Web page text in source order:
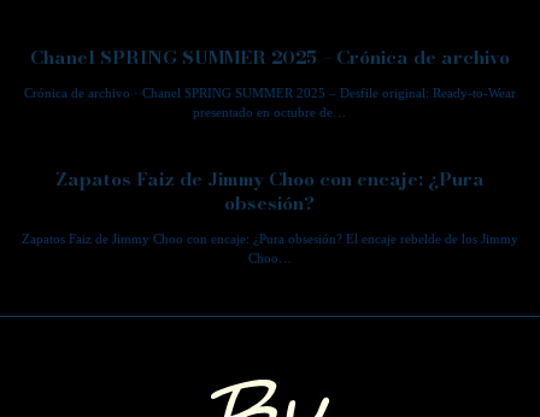
Chanel SPRING SUMMER 2025 – Crónica de archivo
Crónica de archivo · Chanel SPRING SUMMER 2025 – Desfile original: Ready-to-Wear
presentado en octubre de…
Zapatos Faiz de Jimmy Choo con encaje: ¿Pura
obsesión?
Zapatos Faiz de Jimmy Choo con encaje: ¿Pura obsesión? El encaje rebelde de los Jimmy
Choo…